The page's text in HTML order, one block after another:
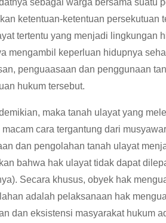
sebagai warga bersama suatu
ketentuan-ketentuan
tertentu yang menjadi lingkungan
mengambil keperluan hidupnya
penguaasaan dan penggunaan
hukum tersebut.
maka tanah ulayat yang
macam cara tergantung dari
dan pengolahan tanah ulayat
bahwa hak ulayat tidak dapat
Secara khusus, obyek hak
adalah pelaksanaan hak
dan eksistensi masyarakat hukum